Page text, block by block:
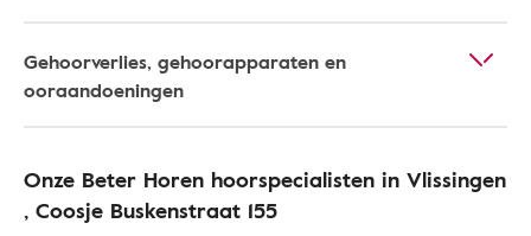
Gehoorverlies, gehoorapparaten en
ooraandoeningen
Onze Beter Horen hoorspecialisten in Vlissingen​
, Coosje Buskenstraat 155​